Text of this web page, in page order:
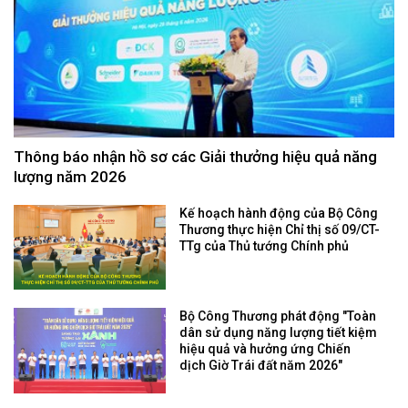
Thông báo nhận hồ sơ các Giải thưởng hiệu quả năng
lượng năm 2026
Kế hoạch hành động của Bộ Công
Thương thực hiện Chỉ thị số 09/CT-
TTg của Thủ tướng Chính phủ
Bộ Công Thương phát động "Toàn
dân sử dụng năng lượng tiết kiệm
hiệu quả và hưởng ứng Chiến
dịch Giờ Trái đất năm 2026"